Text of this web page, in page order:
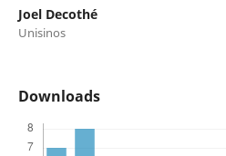
Joel Decothé
Unisinos
Downloads